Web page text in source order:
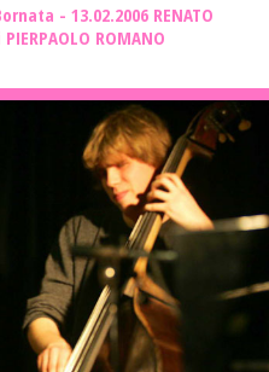
- 13.02.2006 RENATO
ROMANO